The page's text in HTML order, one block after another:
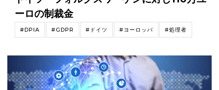
ーロの制裁金
#DPIA #GDPR #ドイツ #ヨーロッパ #処理者